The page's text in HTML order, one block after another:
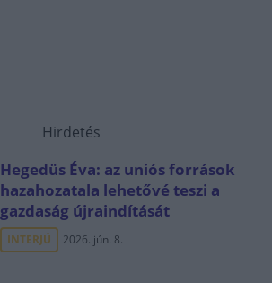
Hirdetés
Hegedüs Éva: az uniós források
hazahozatala lehetővé teszi a
gazdaság újraindítását
INTERJÚ 2026. jún. 8.